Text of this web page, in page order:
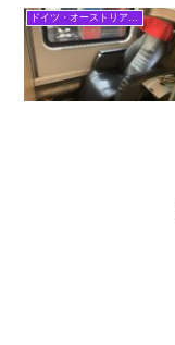
ドイツ・オーストリア・中欧